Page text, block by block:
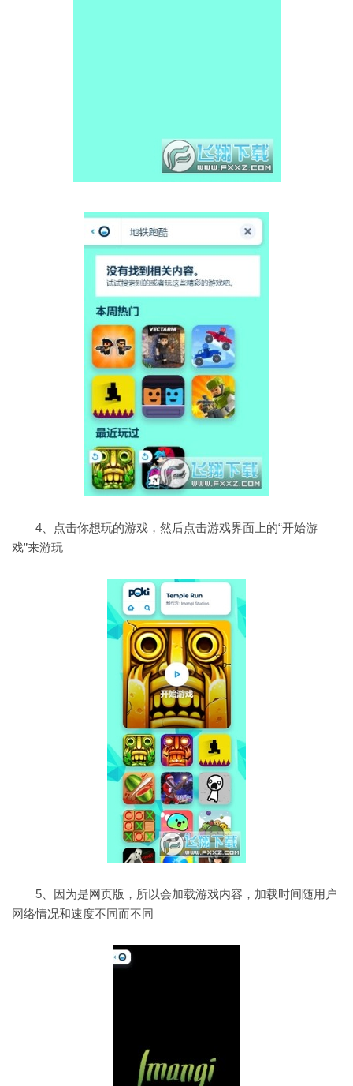
4、点击你想玩的游戏，然后点击游戏界面上的“开始游
戏”来游玩
5、因为是网页版，所以会加载游戏内容，加载时间随用户
网络情况和速度不同而不同